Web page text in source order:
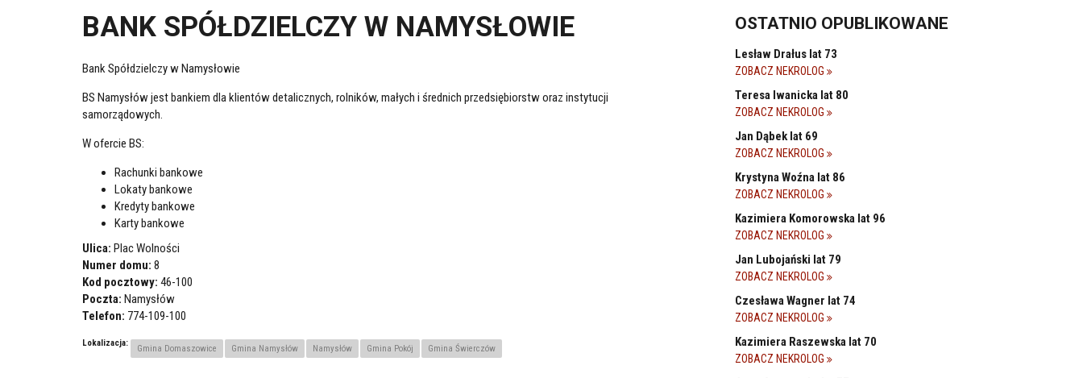
BANK SPÓŁDZIELCZY W NAMYSŁOWIE
Bank Spółdzielczy w Namysłowie
BS Namysłów jest bankiem dla klientów detalicznych, rolników, małych i średnich przedsiębiorstw oraz instytucji
samorządowych.
W ofercie BS:
Rachunki bankowe
Lokaty bankowe
Kredyty bankowe
Karty bankowe
Ulica: Plac Wolności
Numer domu: 8
Kod pocztowy: 46-100
Poczta: Namysłów
Telefon: 774-109-100
Lokalizacja:
Gmina Domaszowice Gmina Namysłów Namysłów Gmina Pokój Gmina Świerczów
OSTATNIO OPUBLIKOWANE
Lesław Drałus lat 73
ZOBACZ NEKROLOG
Teresa Iwanicka lat 80
ZOBACZ NEKROLOG
Jan Dąbek lat 69
ZOBACZ NEKROLOG
Krystyna Woźna lat 86
ZOBACZ NEKROLOG
Kazimiera Komorowska lat 96
ZOBACZ NEKROLOG
Jan Lubojański lat 79
ZOBACZ NEKROLOG
Czesława Wagner lat 74
ZOBACZ NEKROLOG
Kazimiera Raszewska lat 70
ZOBACZ NEKROLOG